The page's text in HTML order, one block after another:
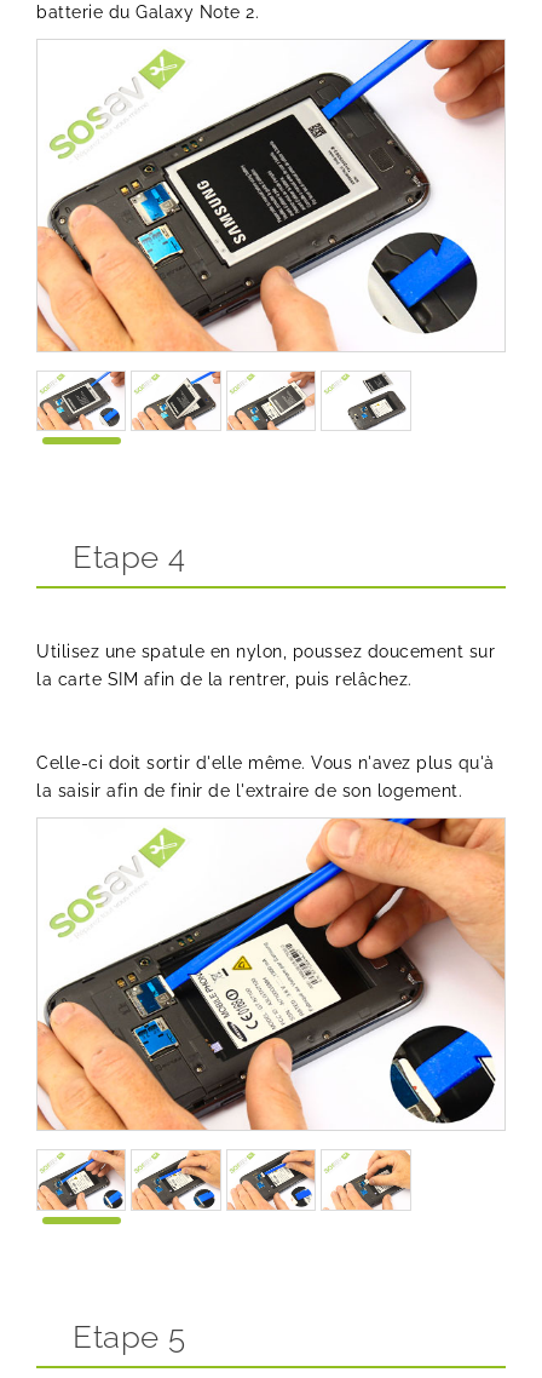
batterie du Galaxy Note 2.
Etape 4
Utilisez une spatule en nylon, poussez doucement sur
la carte SIM afin de la rentrer, puis relâchez.
Celle-ci doit sortir d'elle même. Vous n'avez plus qu'à
la saisir afin de finir de l'extraire de son logement.
Etape 5